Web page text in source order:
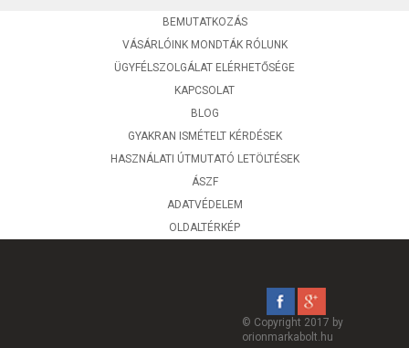
BEMUTATKOZÁS
VÁSÁRLÓINK MONDTÁK RÓLUNK
ÜGYFÉLSZOLGÁLAT ELÉRHETŐSÉGE
KAPCSOLAT
BLOG
GYAKRAN ISMÉTELT KÉRDÉSEK
HASZNÁLATI ÚTMUTATÓ LETÖLTÉSEK
ÁSZF
ADATVÉDELEM
OLDALTÉRKÉP
© Copyright 2017 by
orionmarkabolt.hu